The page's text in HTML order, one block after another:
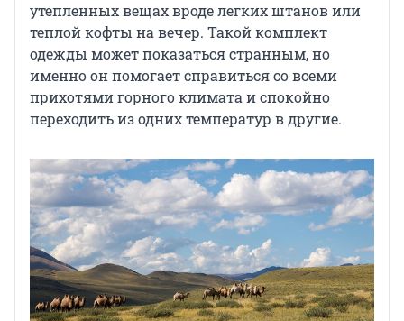
утепленных вещах вроде легких штанов или
теплой кофты на вечер. Такой комплект
одежды может показаться странным, но
именно он помогает справиться со всеми
прихотями горного климата и спокойно
переходить из одних температур в другие.